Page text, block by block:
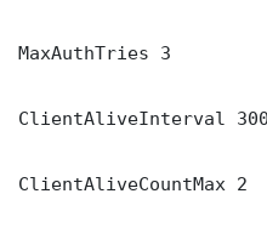
MaxAuthTries 3
ClientAliveInterval 300
ClientAliveCountMax 2